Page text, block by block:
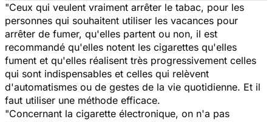
"Ceux qui veulent vraiment arrêter le tabac, pour les
personnes qui souhaitent utiliser les vacances pour
arrêter de fumer, qu'elles partent ou non, il est
recommandé qu'elles notent les cigarettes qu'elles
fument et qu'elles réalisent très progressivement celles
qui sont indispensables et celles qui relèvent
d'automatismes ou de gestes de la vie quotidienne. Et il
faut utiliser une méthode efficace.
"Concernant la cigarette électronique, on n'a pas